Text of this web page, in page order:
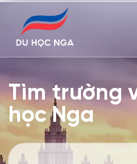
Tìm trường
học Nga